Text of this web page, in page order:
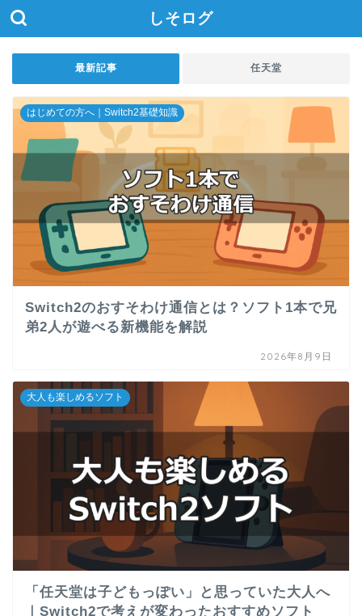
しそログ
最新記事 任天堂
はじめての方へ｜Switch2基礎知識
Switch2のおすそわけ通信とは？ソフト1本で兄
弟2人が遊べる新機能を解説
2026年8月9日
大人も楽しめるソフト
「任天堂は子どもっぽい」と思っていた大人へ
｜Switch2で考えが変わったおすすめソフト